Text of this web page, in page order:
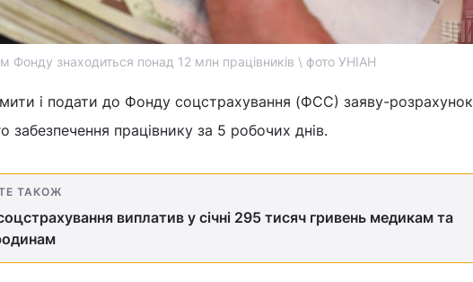
Фонду знаходиться понад 12 млн працівників \ фото УНІАН
і подати до Фонду соцстрахування (ФСС) заяву-розрахунок
забезпечення працівнику за 5 робочих днів.
ТАКОЖ
виплатив у січні 295 тисяч гривень медикам та